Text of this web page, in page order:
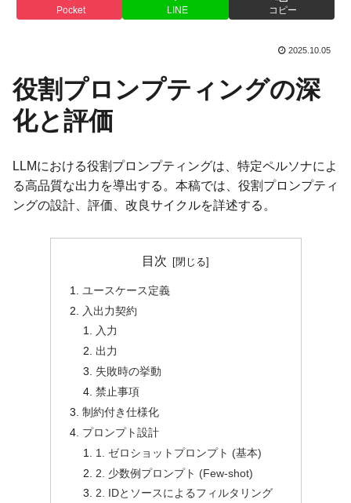
Pocket LINE コピー
2025.10.05
役割プロンプティングの深
化と評価
LLMにおける役割プロンプティングは、特定ペルソナによ
る高品質な出力を導出する。本稿では、役割プロンプティ
ングの設計、評価、改良サイクルを詳述する。
目次
ユースケース定義
入出力契約
入力
出力
失敗時の挙動
禁止事項
制約付き仕様化
プロンプト設計
1. ゼロショットプロンプト (基本)
2. 少数例プロンプト (Few-shot)
2. IDとソースによるフィルタリング